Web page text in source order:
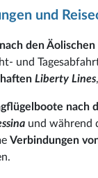
und
den Äolischen
und
Liberty Lines,
nach
und während
Verbindungen